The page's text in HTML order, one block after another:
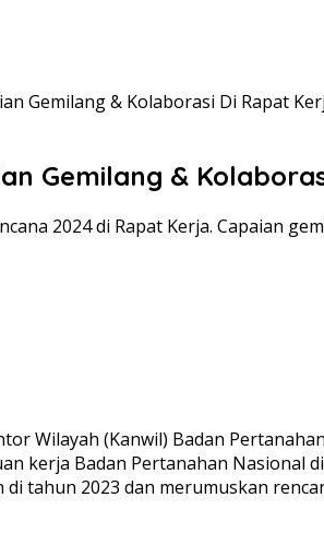
Gemilang & Kolaborasi Di Rapat
Gemilang &
2024 di Rapat Kerja. Capaian
Wilayah (Kanwil) Badan
kerja Badan Pertanahan
tahun 2023 dan merumuskan